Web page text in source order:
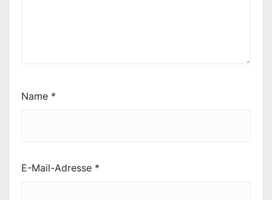
Name *
E-Mail-Adresse *